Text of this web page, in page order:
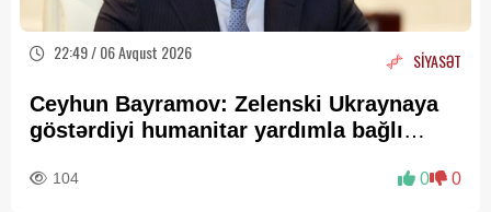
22:49 / 06 Avqust 2026 SİYASƏT
Ceyhun Bayramov: Zelenski Ukraynaya
göstərdiyi humanitar yardımla bağlı
104 0 0